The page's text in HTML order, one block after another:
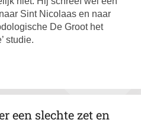
Sint Nicolaas en naar
De Groot het
studie.
een slechte zet en